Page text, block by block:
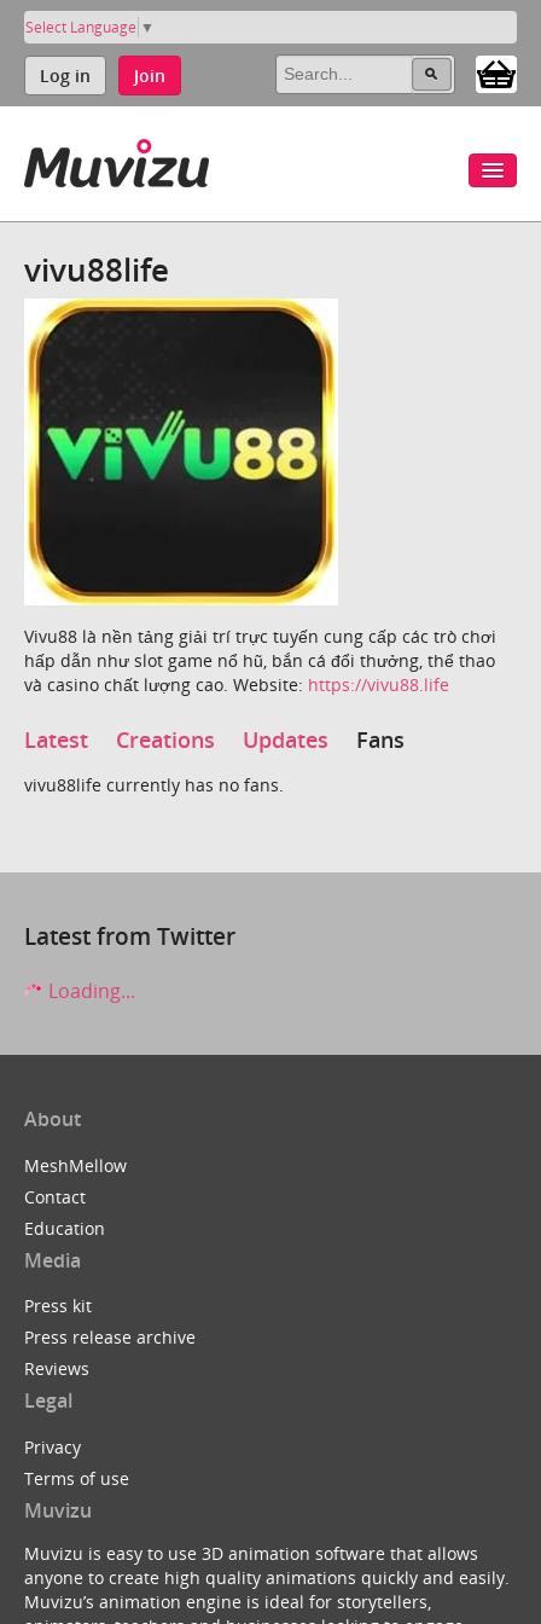
Select Language ▼
Log in Join
vivu88life
Vivu88 là nền tảng giải trí trực tuyến cung cấp các trò chơi
hấp dẫn như slot game nổ hũ, bắn cá đổi thưởng, thể thao
và casino chất lượng cao. Website: https://vivu88.life
Latest Creations Updates Fans
vivu88life currently has no fans.
Latest from Twitter
Loading...
About
MeshMellow
Contact
Education
Media
Press kit
Press release archive
Reviews
Legal
Privacy
Terms of use
Muvizu
Muvizu is easy to use 3D animation software that allows
anyone to create high quality animations quickly and easily.
Muvizu’s animation engine is ideal for storytellers,